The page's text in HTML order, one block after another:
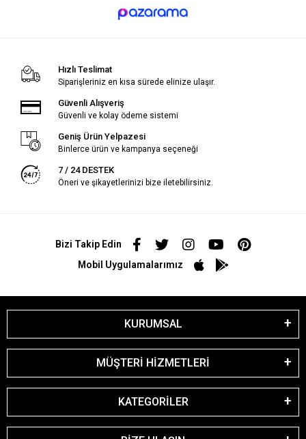
Hızlı Teslimat
Siparişleriniz en kısa sürede elinize ulaşır.
Güvenli Alışveriş
Güvenli ve kolay ödeme sistemi
Geniş Ürün Yelpazesi
Binlerce ürün ve kampanya seçeneği
7 / 24 DESTEK
Öneri ve şikayetlerinizi bize iletebilirsiniz.
Bizi Takip Edin
Mobil Uygulamalarımız
KURUMSAL
MÜŞTERİ HİZMETLERİ
KATEGORİLER